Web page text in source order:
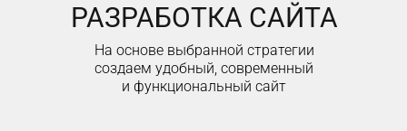
РАЗРАБОТКА САЙТА
На основе выбранной стратегии
создаем удобный, современный
и функциональный сайт